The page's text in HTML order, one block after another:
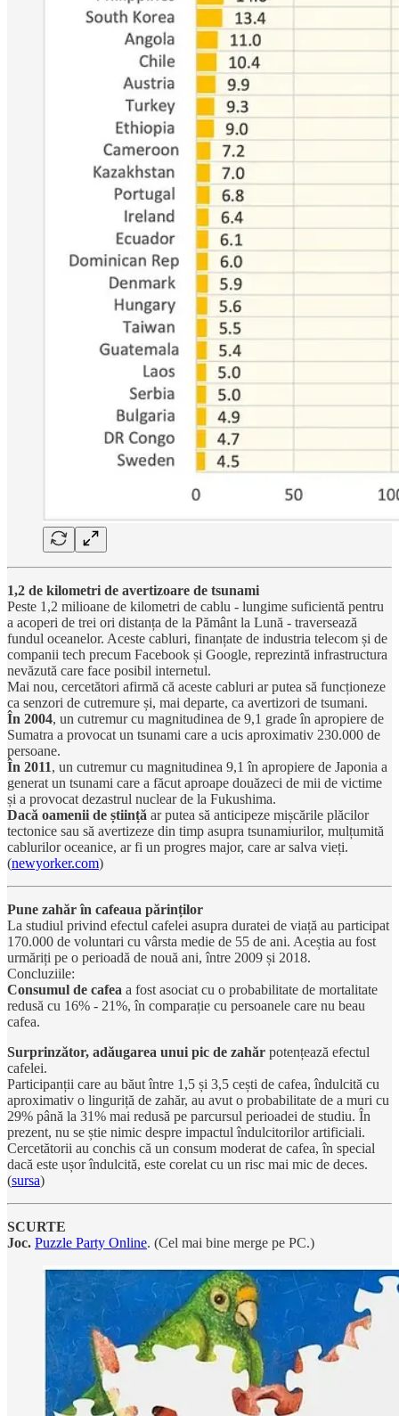
1,2 de kilometri de avertizoare de tsunami
Peste 1,2 milioane de kilometri de cablu - lungime suficientă pentru
a acoperi de trei ori distanța de la Pământ la Lună - traversează
fundul oceanelor. Aceste cabluri, finanțate de industria telecom și de
companii tech precum Facebook și Google, reprezintă infrastructura
nevăzută care face posibil internetul.
Mai nou, cercetători afirmă că aceste cabluri ar putea să funcționeze
ca senzori de cutremure și, mai departe, ca avertizori de tsumani.
În 2004, un cutremur cu magnitudinea de 9,1 grade în apropiere de
Sumatra a provocat un tsunami care a ucis aproximativ 230.000 de
persoane.
În 2011, un cutremur cu magnitudinea 9,1 în apropiere de Japonia a
generat un tsunami care a făcut aproape douăzeci de mii de victime
și a provocat dezastrul nuclear de la Fukushima.
Dacă oamenii de știință ar putea să anticipeze mișcările plăcilor
tectonice sau să avertizeze din timp asupra tsunamiurilor, mulțumită
cablurilor oceanice, ar fi un progres major, care ar salva vieți.
(newyorker.com)
Pune zahăr în cafeaua părinților
La studiul privind efectul cafelei asupra duratei de viață au participat
170.000 de voluntari cu vârsta medie de 55 de ani. Aceștia au fost
urmăriți pe o perioadă de nouă ani, între 2009 și 2018.
Concluziile:
Consumul de cafea a fost asociat cu o probabilitate de mortalitate
redusă cu 16% - 21%, în comparație cu persoanele care nu beau
cafea.
Surprinzător, adăugarea unui pic de zahăr potențează efectul
cafelei.
Participanții care au băut între 1,5 și 3,5 cești de cafea, îndulcită cu
aproximativ o linguriță de zahăr, au avut o probabilitate de a muri cu
29% până la 31% mai redusă pe parcursul perioadei de studiu. În
prezent, nu se știe nimic despre impactul îndulcitorilor artificiali.
Cercetătorii au conchis că un consum moderat de cafea, în special
dacă este ușor îndulcită, este corelat cu un risc mai mic de deces.
(sursa)
SCURTE
Joc. Puzzle Party Online. (Cel mai bine merge pe PC.)